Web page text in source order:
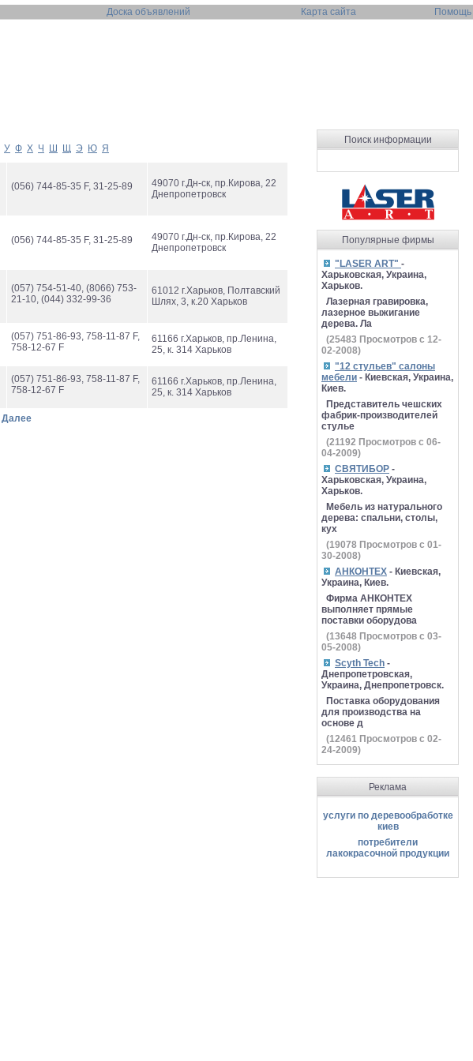
Доска объявлений Карта сайта Помощь
У Ф Х Ч Ш Щ Э Ю Я
(056) 744-85-35 F, 31-25-89
49070 г.Дн-ск, пр.Кирова, 22
Днепропетровск
(056) 744-85-35 F, 31-25-89
49070 г.Дн-ск, пр.Кирова, 22
Днепропетровск
(057) 754-51-40, (8066) 753-
21-10, (044) 332-99-36
61012 г.Харьков, Полтавский
Шлях, 3, к.20 Харьков
(057) 751-86-93, 758-11-87 F,
758-12-67 F
61166 г.Харьков, пр.Ленина,
25, к. 314 Харьков
(057) 751-86-93, 758-11-87 F,
758-12-67 F
61166 г.Харьков, пр.Ленина,
25, к. 314 Харьков
Далее
Поиск информации
Популярные фирмы
"LASER ART" -
Харьковская, Украина,
Харьков.
Лазерная гравировка,
лазерное выжигание
дерева. Ла
(25483 Просмотров с 12-
02-2008)
"12 стульев" салоны
мебели - Киевская, Украина,
Киев.
Представитель чешских
фабрик-производителей
стулье
(21192 Просмотров с 06-
04-2009)
СВЯТИБОР -
Харьковская, Украина,
Харьков.
Мебель из натурального
дерева: спальни, столы,
кух
(19078 Просмотров с 01-
30-2008)
АНКОНТЕХ - Киевская,
Украина, Киев.
Фирма АНКОНТЕХ
выполняет прямые
поставки оборудова
(13648 Просмотров с 03-
05-2008)
Scyth Tech -
Днепропетровская,
Украина, Днепропетровск.
Поставка оборудования
для производства на
основе д
(12461 Просмотров с 02-
24-2009)
Реклама
услуги по деревообработке
киев
потребители
лакокрасочной продукции